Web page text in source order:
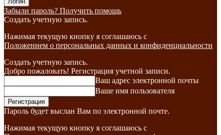
Забыли пароль? Получить помощь
Создать учетную запись.
Нажимая текущую кнопку я соглашаюсь с
Положением о персональных данных и конфиденциальности
Создать учетную запись.
Добро пожаловать! Регистрация учетной записи.
Ваш адрес электронной почты
Ваше имя пользователя
Пароль будет выслан Вам по электронной почте.
Нажимая текущую кнопку я соглашаюсь с